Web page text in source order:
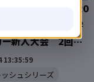
ッカー新人戦 佐賀 20
7年度佐賀県高等学
ー新人大会 2回
果
13:35:59
シュシリーズ